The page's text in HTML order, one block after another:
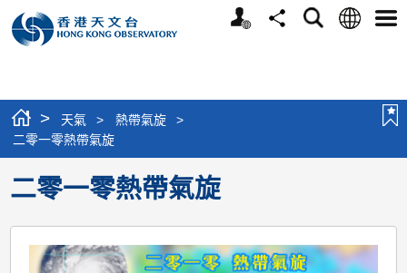
個
分
搜
語
選
> 天氣 > 熱帶氣旋
>
二零一零熱帶氣旋
二零一零熱帶氣旋